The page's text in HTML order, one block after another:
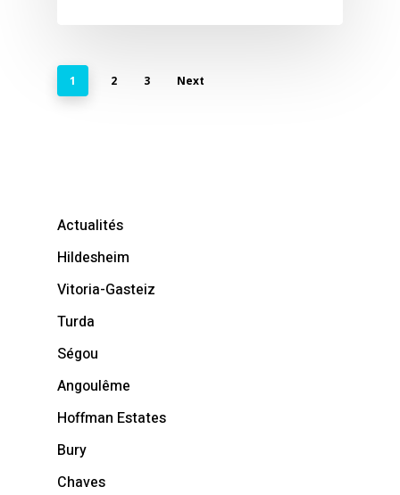
1 2 3 Next
Actualités
Hildesheim
Vitoria-Gasteiz
Turda
Ségou
Angoulême
Hoffman Estates
Bury
Chaves